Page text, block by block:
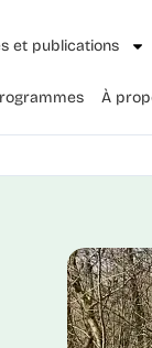
et publications
À